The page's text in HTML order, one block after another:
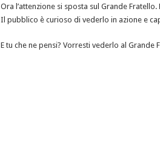
Ora l’attenzione si sposta sul Grande
Il pubblico è curioso di vederlo in azione e
E tu che ne pensi? Vorresti vederlo al